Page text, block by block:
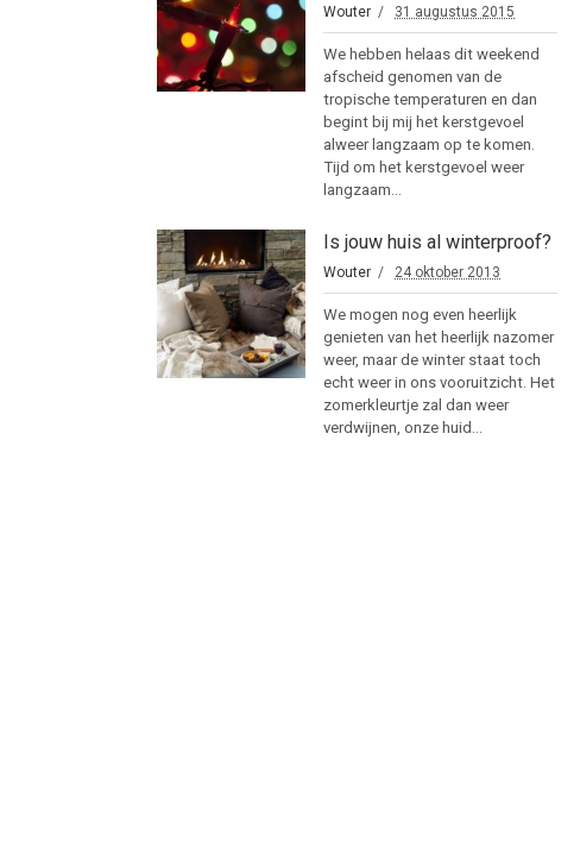
Wouter 31 augustus 2015
We hebben helaas dit weekend
afscheid genomen van de
tropische temperaturen en dan
begint bij mij het kerstgevoel
alweer langzaam op te komen.
Tijd om het kerstgevoel weer
langzaam...
Is jouw huis al winterproof?
Wouter 24 oktober 2013
We mogen nog even heerlijk
genieten van het heerlijk nazomer
weer, maar de winter staat toch
echt weer in ons vooruitzicht. Het
zomerkleurtje zal dan weer
verdwijnen, onze huid...